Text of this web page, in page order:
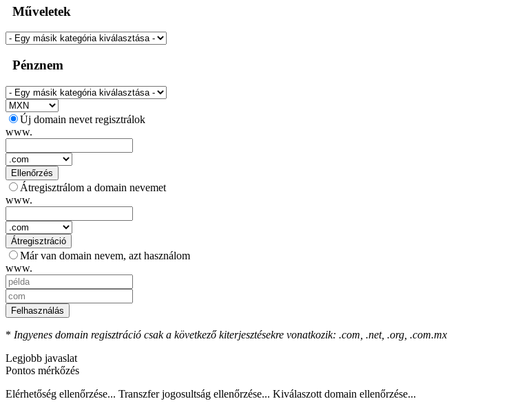
Műveletek
Pénznem
Új domain nevet regisztrálok
www.
Ellenőrzés
Átregisztrálom a domain nevemet
www.
Átregisztráció
Már van domain nevem, azt használom
www.
Felhasználás
* Ingyenes domain regisztráció csak a következő kiterjesztésekre vonatkozik: .com, .net, .org, .com.mx
Legjobb javaslat
Pontos mérkőzés
Elérhetőség ellenőrzése... Transzfer jogosultság ellenőrzése... Kiválaszott domain ellenőrzése...